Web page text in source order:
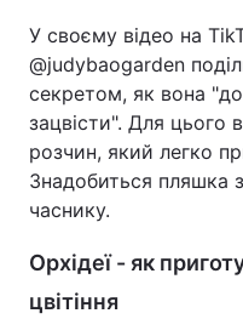
У своєму відео на
@judybaogarden
секретом, як вона
зацвісти". Для цього
розчин, який легко
Знадобиться пляшка
часнику.
Орхідеї - як
цвітіння